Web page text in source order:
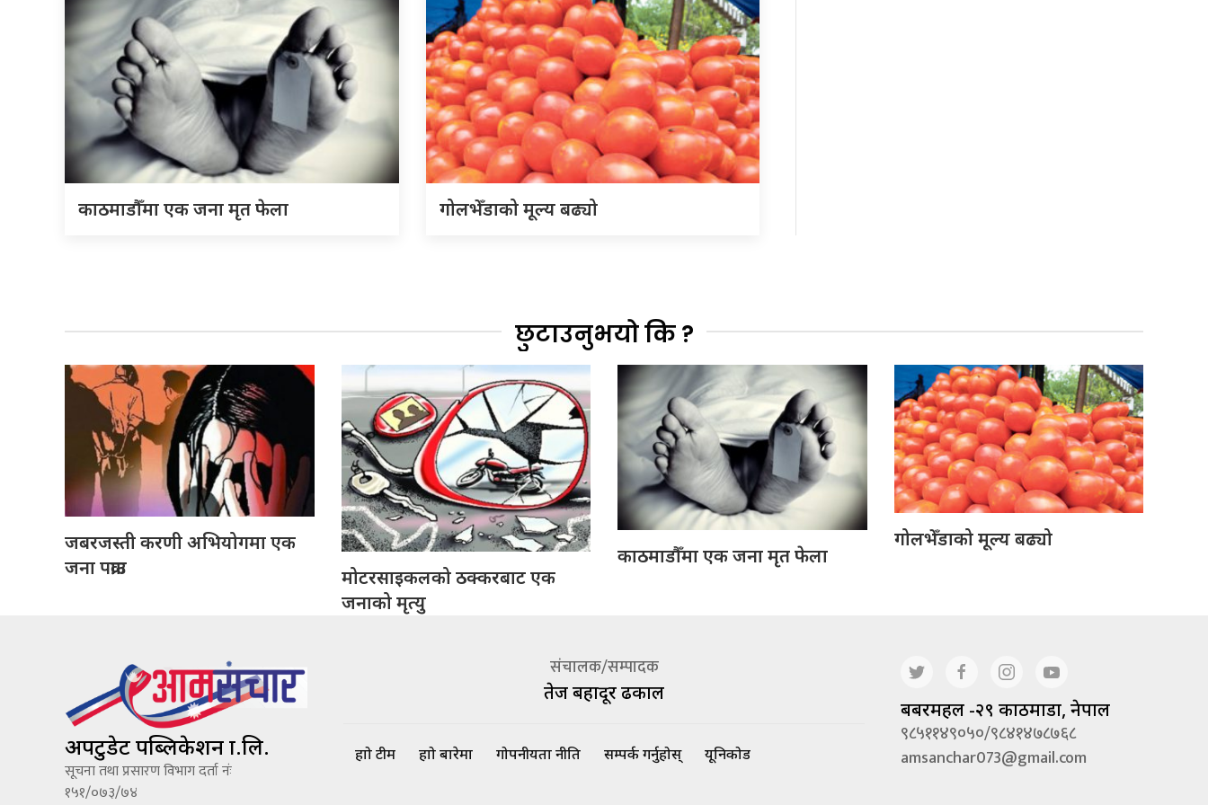
काठमाडौँमा एक जना मृत फेला गोलभेँडाको मूल्य बढ्यो
छुटाउनुभयो कि ?
जबरजस्ती करणी अभियोगमा एक
जना पक्राउ
मोटरसाइकलको ठक्करबाट एक
जनाको मृत्यु
काठमाडौँमा एक जना मृत फेला
गोलभेँडाको मूल्य बढ्यो
अपटुडेट पब्लिकेशन प्रा.लि.
सूचना तथा प्रसारण विभाग दर्ता नंः
१५१/०७३/७४
संचालक/सम्पादक
तेज बहादूर ढकाल
हाम्रो टीम हाम्रो बारेमा गोपनीयता नीति सम्पर्क गर्नुहोस् यूनिकोड
बबरमहल -२९ काठमाडौं, नेपाल
९८५११४९०५०/९८४१४७८७६८
amsanchar073@gmail.com